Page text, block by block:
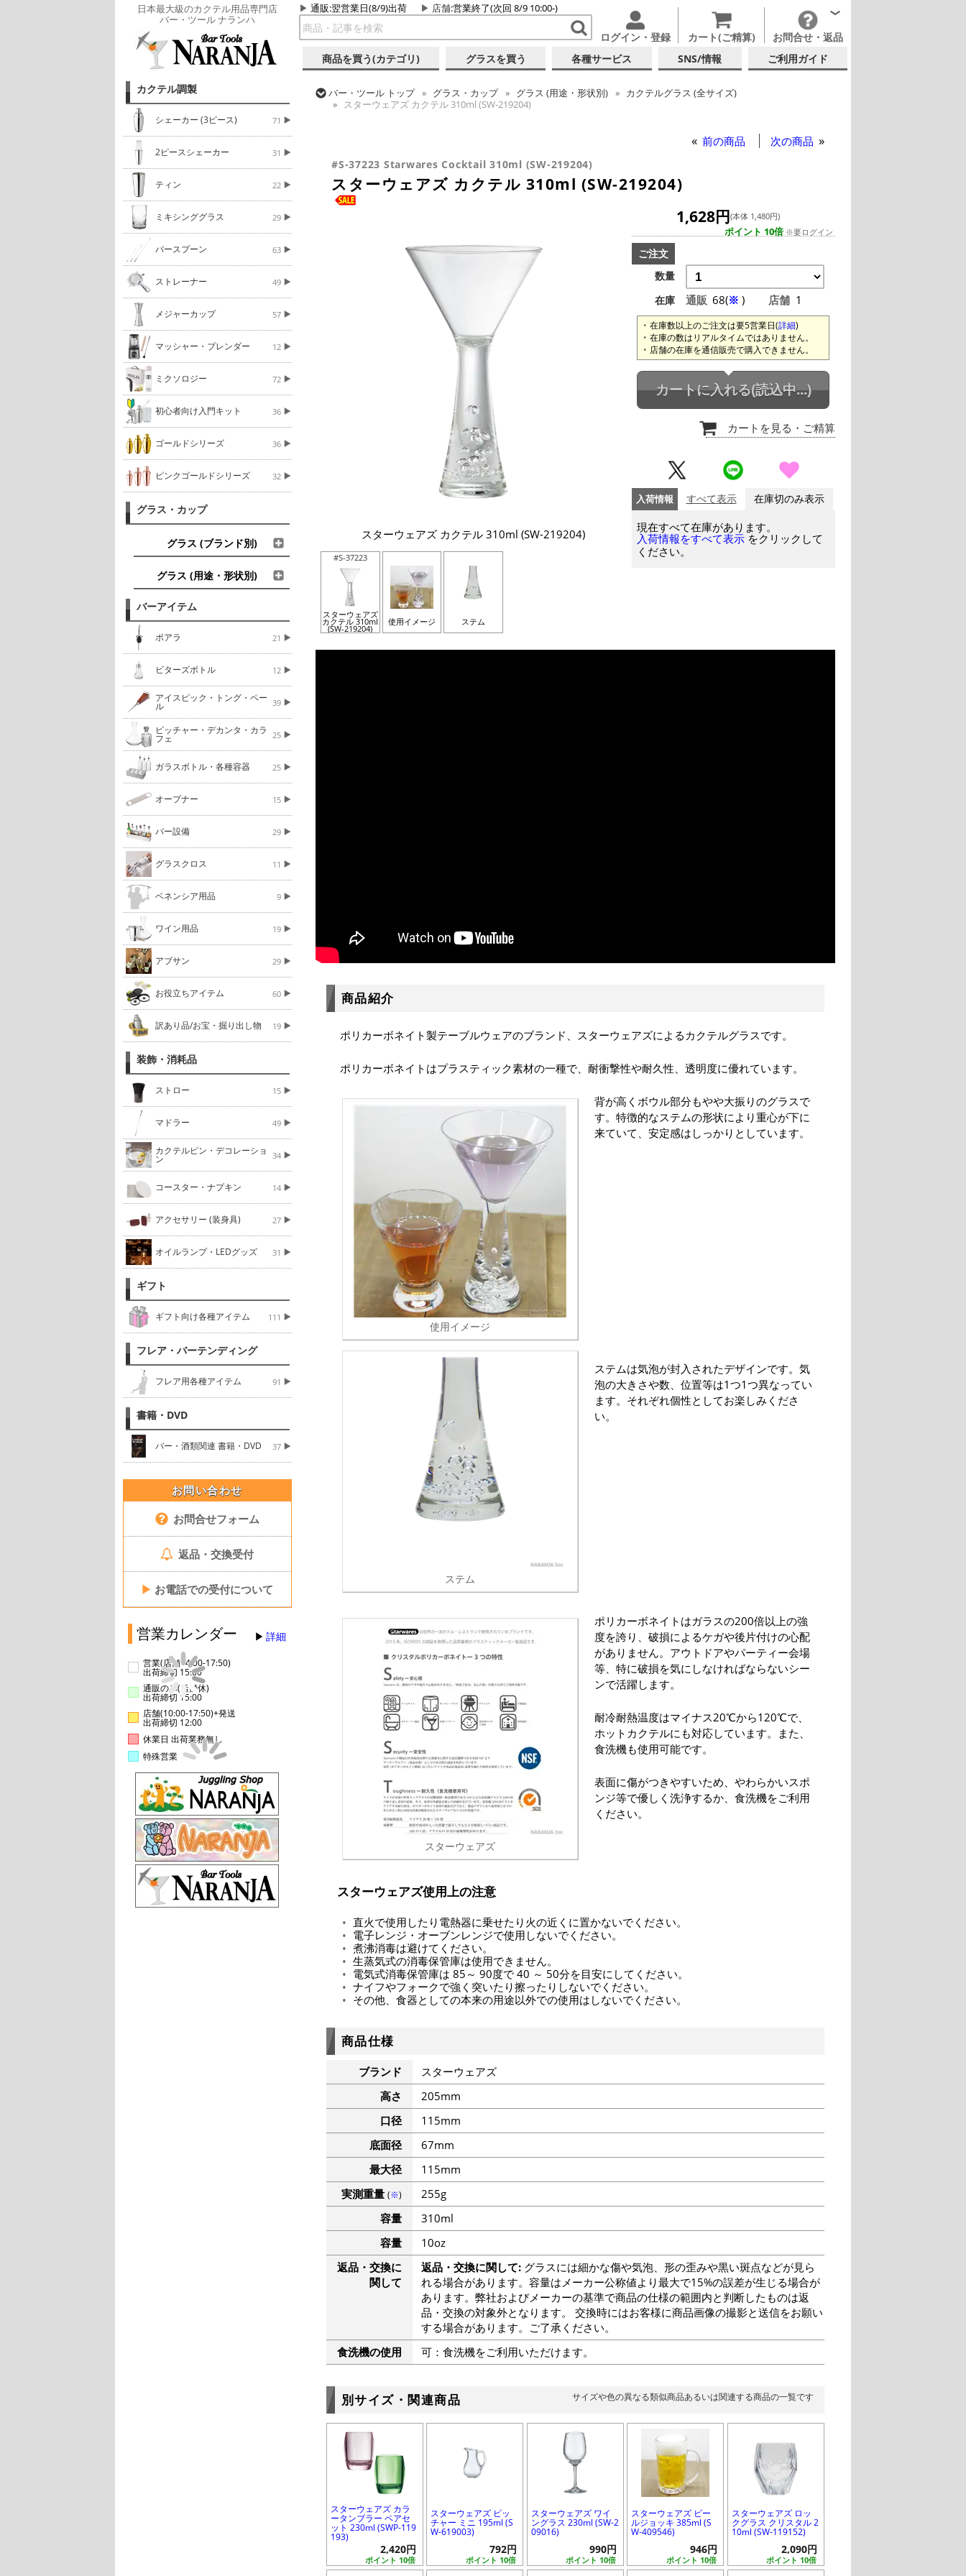
日本最大級のカクテル用品専門店
バー・ツール ナランハ
通販:翌営業日(8/9)出荷 店舗:営業終了(次回 8/9 10:00-)
ログイン・登録 カート(ご精算) お問合せ・返品
商品を買う(カテゴリ) グラスを買う 各種サービス SNS/情報 ご利用ガイド
カクテル調製
シェーカー (3ピース) 71
2ピースシェーカー 31
ティン 22
ミキシンググラス 29
バースプーン 63
ストレーナー 49
メジャーカップ 57
マッシャー・ブレンダー 12
ミクソロジー 72
初心者向け入門キット 36
ゴールドシリーズ 36
ピンクゴールドシリーズ 32
グラス・カップ
グラス (ブランド別)
グラス (用途・形状別)
バーアイテム
ポアラ 21
ビターズボトル 12
アイスピック・トング・ペー
ル 39
ピッチャー・デカンタ・カラ
フェ 25
ガラスボトル・各種容器 25
オープナー 15
バー設備 29
グラスクロス 11
ベネンシア用品 9
ワイン用品 19
アブサン 29
お役立ちアイテム 60
訳あり品/お宝・掘り出し物 19
装飾・消耗品
ストロー 15
マドラー 49
カクテルピン・デコレーショ
ン 34
コースター・ナプキン 14
アクセサリー (装身具) 27
オイルランプ・LEDグッズ 31
ギフト
ギフト向け各種アイテム 111
フレア・バーテンディング
フレア用各種アイテム 91
書籍・DVD
バー・酒類関連 書籍・DVD 37
お問い合わせ
お問合せフォーム
返品・交換受付
▶ お電話での受付について
営業カレンダー 詳細
営業(店舗14:00-17:50)
出荷締切 15:00
通販のみ(店舗休)
出荷締切 15:00
店舗(10:00-17:50)+発送
出荷締切 12:00
休業日 出荷業務無し
特殊営業
バー・ツール トップ グラス・カップ グラス (用途・形状別)
カクテルグラス (全サイズ)
スターウェアズ カクテル 310ml (SW-219204)
前の商品 次の商品
#S-37223 Starwares Cocktail 310ml (SW-219204)
スターウェアズ カクテル 310ml (SW-219204)
スターウェアズ カクテル 310ml (SW-219204)
#S-37223
スターウェアズ
カクテル 310ml
(SW-219204)
使用イメージ ステム
1,628円(本体 1,480円)
ポイント 10倍 ※要ログイン
ご注文
数量
在庫
通販 68(※ ) 店舗 1
在庫数以上のご注文は要5営業日(詳細)
在庫の数はリアルタイムではありません。
店舗の在庫を通信販売で購入できません。
カートに入れる(読込中...)
カートを見る ・ご精算
入荷情報 すべて表示 在庫切のみ表示
現在すべて在庫があります。
入荷情報をすべて表示 をクリックして
ください。
商品紹介
ポリカーボネイト製テーブルウェアのブランド、スターウェアズによるカクテルグラスです。
ポリカーボネイトはプラスティック素材の一種で、耐衝撃性や耐久性、透明度に優れています。
使用イメージ
背が高くボウル部分もやや大振りのグラスで
す。特徴的なステムの形状により重心が下に
来ていて、安定感はしっかりとしています。
ステム
ステムは気泡が封入されたデザインです。気
泡の大きさや数、位置等は1つ1つ異なってい
ます。それぞれ個性としてお楽しみくださ
い。
スターウェアズ
ポリカーボネイトはガラスの200倍以上の強
度を誇り、破損によるケガや後片付けの心配
がありません。アウトドアやパーティー会場
等、特に破損を気にしなければならないシー
ンで活躍します。
耐冷耐熱温度はマイナス20℃から120℃で、
ホットカクテルにも対応しています。また、
食洗機も使用可能です。
表面に傷がつきやすいため、やわらかいスポ
ンジ等で優しく洗浄するか、食洗機をご利用
ください。
スターウェアズ使用上の注意
直火で使用したり電熱器に乗せたり火の近くに置かないでください。
電子レンジ・オーブンレンジで使用しないでください。
煮沸消毒は避けてください。
生蒸気式の消毒保管庫は使用できません。
電気式消毒保管庫は 85～ 90度で 40 ～ 50分を目安にしてください。
ナイフやフォークで強く突いたり擦ったりしないでください。
その他、食器としての本来の用途以外での使用はしないでください。
商品仕様
ブランド
スターウェアズ
高さ
205mm
口径
115mm
底面径
67mm
最大径
115mm
実測重量 (※)
255g
容量
310ml
容量
10oz
返品・交換に
関して
返品・交換に関して:グラスには細かな傷や気泡、形の歪みや黒い斑点などが見ら
れる場合があります。容量はメーカー公称値より最大で15%の誤差が生じる場合が
あります。弊社およびメーカーの基準で商品の仕様の範囲内と判断したものは返
品・交換の対象外となります。 交換時にはお客様に商品画像の撮影と送信をお願い
する場合があります。ご了承ください。
食洗機の使用
可：食洗機をご利用いただけます。
別サイズ・関連商品 サイズや色の異なる類似商品あるいは関連する商品の一覧です
スターウェアズ カラ
ータンブラー ペアセ
ット 230ml (SWP-119
193)
ポイント 10倍
2,420円
スターウェアズ ピッ
チャー ミニ 195ml (S
W-619003)
ポイント 10倍
792円
スターウェアズ ワイ
ングラス 230ml (SW-2
09016)
ポイント 10倍
990円
スターウェアズ ビー
ルジョッキ 385ml (S
W-409546)
ポイント 10倍
946円
スターウェアズ ロッ
クグラス クリスタル 2
10ml (SW-119152)
ポイント 10倍
2,090円